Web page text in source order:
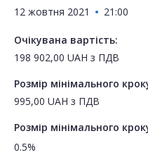
12 жовтня 2021
21:00
Очікувана вартість:
198 902,00 UAH з ПДВ
Розмір мінімального
995,00 UAH з ПДВ
Розмір мінімального
0.5%